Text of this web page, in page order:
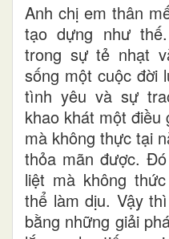
Anh chị em thân
tạo dựng như
trong sự tẻ nhạt
sống một cuộc đời
tình yêu và sự
khao khát một
mà không thực tại
thỏa mãn được.
liệt mà không
thể làm dịu. Vậy
bằng những giải